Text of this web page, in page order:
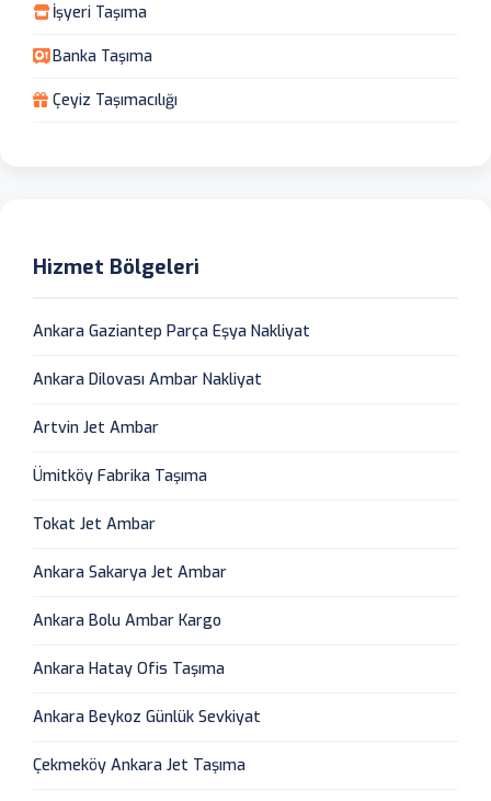
İşyeri Taşıma
Banka Taşıma
Çeyiz Taşımacılığı
Hizmet Bölgeleri
Ankara Gaziantep Parça Eşya Nakliyat
Ankara Dilovası Ambar Nakliyat
Artvin Jet Ambar
Ümitköy Fabrika Taşıma
Tokat Jet Ambar
Ankara Sakarya Jet Ambar
Ankara Bolu Ambar Kargo
Ankara Hatay Ofis Taşıma
Ankara Beykoz Günlük Sevkiyat
Çekmeköy Ankara Jet Taşıma